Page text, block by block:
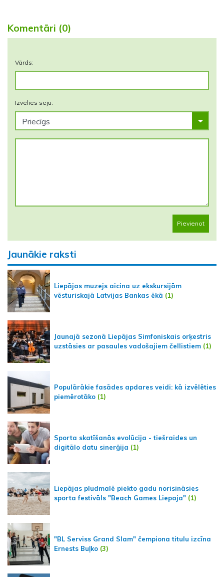
Komentāri (0)
Vārds:
Izvēlies seju:
Pievienot
Jaunākie raksti
Liepājas muzejs aicina uz ekskursijām
vēsturiskajā Latvijas Bankas ēkā (1)
Jaunajā sezonā Liepājas Simfoniskais orķestris
uzstāsies ar pasaules vadošajiem čellistiem (1)
Populārākie fasādes apdares veidi: kā izvēlēties
piemērotāko (1)
Sporta skatīšanās evolūcija - tiešraides un
digitālo datu sinerģija (1)
Liepājas pludmalē piekto gadu norisināsies
sporta festivāls "Beach Games Liepaja" (1)
"BL Serviss Grand Slam" čempiona titulu izcīna
Ernests Buļko (3)